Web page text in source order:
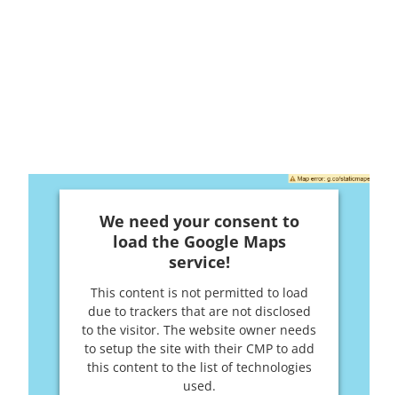
We need your consent to
load the Google Maps
service!
This content is not permitted to load
due to trackers that are not disclosed
to the visitor. The website owner needs
to setup the site with their CMP to add
this content to the list of technologies
used.